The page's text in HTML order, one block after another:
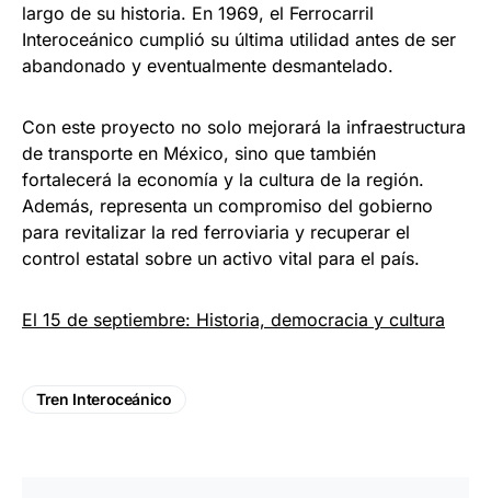
largo de su historia. En 1969, el Ferrocarril
Interoceánico cumplió su última utilidad antes de ser
abandonado y eventualmente desmantelado.
Con este proyecto no solo mejorará la infraestructura
de transporte en México, sino que también
fortalecerá la economía y la cultura de la región.
Además, representa un compromiso del gobierno
para revitalizar la red ferroviaria y recuperar el
control estatal sobre un activo vital para el país.
El 15 de septiembre: Historia, democracia y cultura
Tren Interoceánico